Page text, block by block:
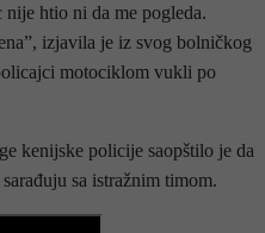
htio ni da me pogleda.
izjavila je iz svog bolničkog
motociklom vukli po
kenijske policije saopštilo je da
sa istražnim timom.